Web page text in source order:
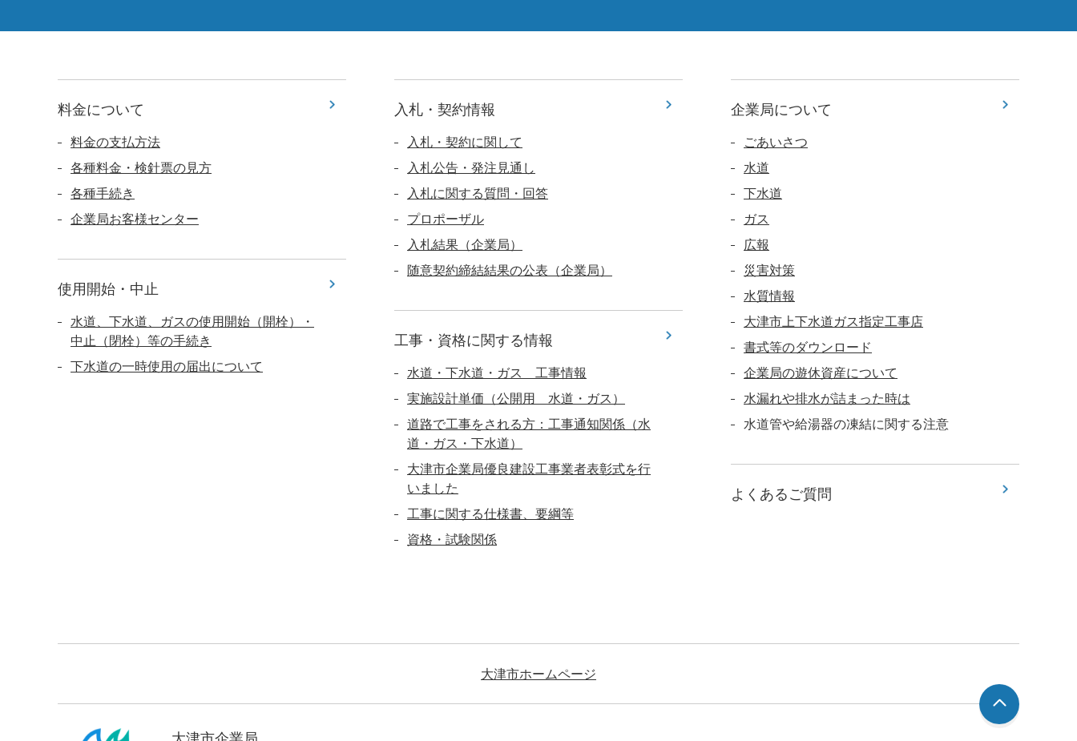
料金について
料金の支払方法
各種料金・検針票の見方
各種手続き
企業局お客様センター
使用開始・中止
水道、下水道、ガスの使用開始（開栓）・
中止（閉栓）等の手続き
下水道の一時使用の届出について
入札・契約情報
入札・契約に関して
入札公告・発注見通し
入札に関する質問・回答
プロポーザル
入札結果（企業局）
随意契約締結結果の公表（企業局）
工事・資格に関する情報
水道・下水道・ガス 工事情報
実施設計単価（公開用 水道・ガス）
道路で工事をされる方：工事通知関係（水
道・ガス・下水道）
大津市企業局優良建設工事業者表彰式を行
いました
工事に関する仕様書、要綱等
資格・試験関係
企業局について
ごあいさつ
水道
下水道
ガス
広報
災害対策
水質情報
大津市上下水道ガス指定工事店
書式等のダウンロード
企業局の遊休資産について
水漏れや排水が詰まった時は
水道管や給湯器の凍結に関する注意
よくあるご質問
大津市ホームページ